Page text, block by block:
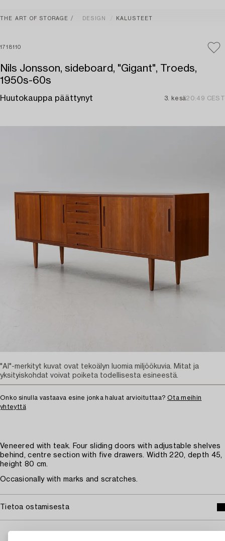
THE ART OF STORAGE DESIGN KALUSTEET
1718110
Nils Jonsson, sideboard, "Gigant", Troeds,
1950s-60s
Huutokauppa päättynyt 3. kesä20:49 CEST
Onko sinulla vastaava esine jonka haluat arvioituttaa? Ota meihin
yhteyttä
Veneered with teak. Four sliding doors with adjustable shelves
behind, centre section with five drawers. Width 220, depth 45,
height 80 cm.
Occasionally with marks and scratches.
Tietoa ostamisesta
"AI"-merkityt kuvat ovat tekoälyn luomia miljöökuvia. Mitat ja
yksityiskohdat voivat poiketa todellisesta esineestä.